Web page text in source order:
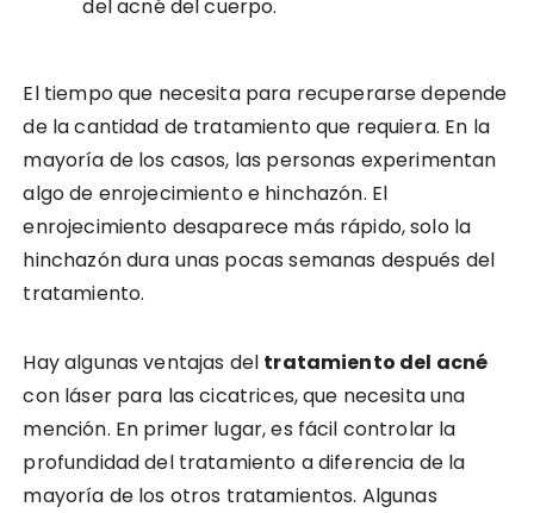
del acné del cuerpo.
El tiempo que necesita para recuperarse depende
de la cantidad de tratamiento que requiera. En la
mayoría de los casos, las personas experimentan
algo de enrojecimiento e hinchazón. El
enrojecimiento desaparece más rápido, solo la
hinchazón dura unas pocas semanas después del
tratamiento.
Hay algunas ventajas del tratamiento del acné
con láser para las cicatrices, que necesita una
mención. En primer lugar, es fácil controlar la
profundidad del tratamiento a diferencia de la
mayoría de los otros tratamientos. Algunas